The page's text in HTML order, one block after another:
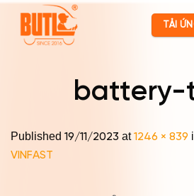
content
TẢI
battery-
Published 19/11/2023 at1246 × 839
VINFAST